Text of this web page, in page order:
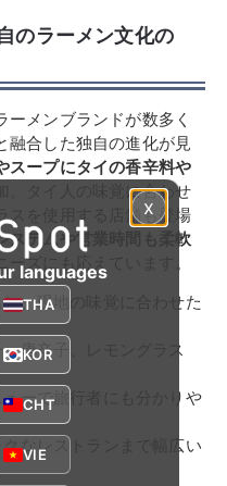
のラーメン文化の
メンブランドが数多く
融合した独自の進化が見
スープにタイの香辛料や
。タイ人の味覚に合わせ
スを使用する店舗も登場
ステムや営業時間も柔軟
ズにも応えています。
、現地の味覚に合わせた
唐辛子、レモングラス
ューで旅行者にも分かりや
クなレストランまで幅広い
x
languages
THA
KOR
CHT
VIE